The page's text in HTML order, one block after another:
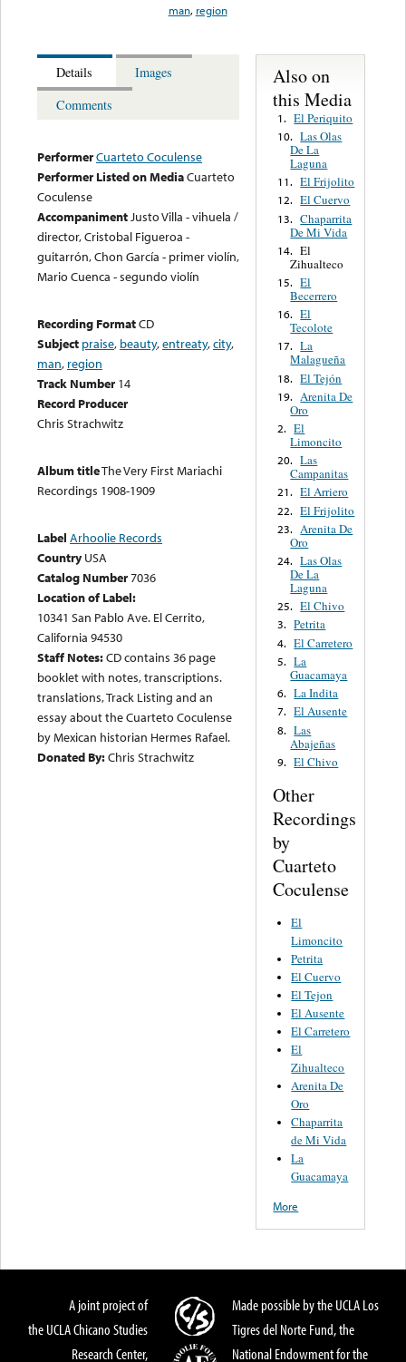
man, region
Details
Images
Comments
PerformerCuarteto Coculense
Performer Listed on MediaCuarteto
Coculense
AccompanimentJusto Villa - vihuela /
director, Cristobal Figueroa -
guitarrón, Chon García - primer violín,
Mario Cuenca - segundo violín
Recording FormatCD
Subject praise, beauty,entreaty,city,
man, region
Track Number 14
Record Producer
Chris Strachwitz
Album titleThe Very First Mariachi
Recordings 1908-1909
Label Arhoolie Records
Country USA
Catalog Number7036
Location of Label:
10341 San Pablo Ave. El Cerrito,
California 94530
Staff Notes:CD contains 36 page
booklet with notes, transcriptions.
translations, Track Listing and an
essay about the Cuarteto Coculense
by Mexican historian Hermes Rafael.
Donated By:Chris Strachwitz
Also on
this Media
1. El Periquito
10. Las Olas
De La
Laguna
11. El Frijolito
12. El Cuervo
13. Chaparrita
De Mi Vida
14. El
Zihualteco
15. El
Becerrero
16. El
Tecolote
17. La
Malagueña
18. El Tejón
19. Arenita De
Oro
2. El
Limoncito
20. Las
Campanitas
21. El Arriero
22. El Frijolito
23. Arenita De
Oro
24. Las Olas
De La
Laguna
25. El Chivo
3. Petrita
4. El Carretero
5. La
Guacamaya
6. La Indita
7. El Ausente
8. Las
Abajeñas
9. El Chivo
Other
Recordings
by
Cuarteto
Coculense
El
Limoncito
Petrita
El Cuervo
El Tejon
El Ausente
El Carretero
El
Zihualteco
Arenita De
Oro
Chaparrita
de Mi Vida
La
Guacamaya
More
A joint project of
the UCLA Chicano Studies
Research Center,
Made possible by the UCLA Los
Tigres del Norte Fund, the
National Endowment for the